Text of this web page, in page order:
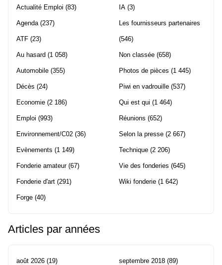
Actualité Emploi (83)
Agenda (237)
ATF (23)
Au hasard (1 058)
Automobile (355)
Décès (24)
Economie (2 186)
Emploi (993)
Environnement/C02 (36)
Evènements (1 149)
Fonderie amateur(67)
Fonderie d'art (291)
Forge (40)
IA (3)
Les fournisseurs partenaires
(546)
Non classée (658)
Photos de pièces (1 445)
Piwi en vadrouille (537)
Qui est qui (1 464)
Réunions (652)
Selon la presse (2 667)
Technique (2 206)
Vie des fonderies (645)
Wiki fonderie (1 642)
Articles par années
août 2026 (19) septembre 2018 (89)